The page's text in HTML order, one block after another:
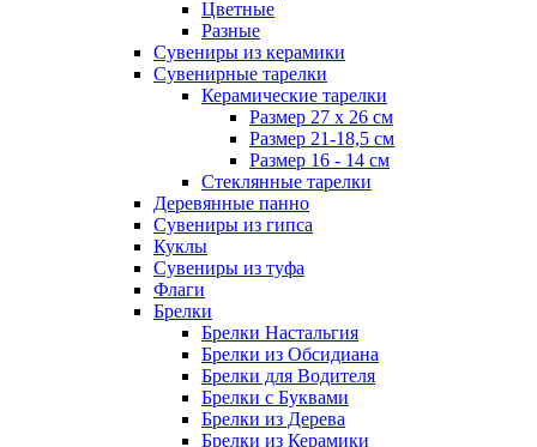
Цветные
Разные
Сувениры из керамики
Сувенирные тарелки
Керамические тарелки
Размер 27 х 26 см
Размер 21-18,5 см
Размер 16 - 14 см
Стеклянные тарелки
Деревянные панно
Сувениры из гипса
Куклы
Сувениры из туфа
Флаги
Брелки
Брелки Настальгия
Брелки из Обсидиана
Брелки для Водителя
Брелки с Буквами
Брелки из Дерева
Брелки из Керамики